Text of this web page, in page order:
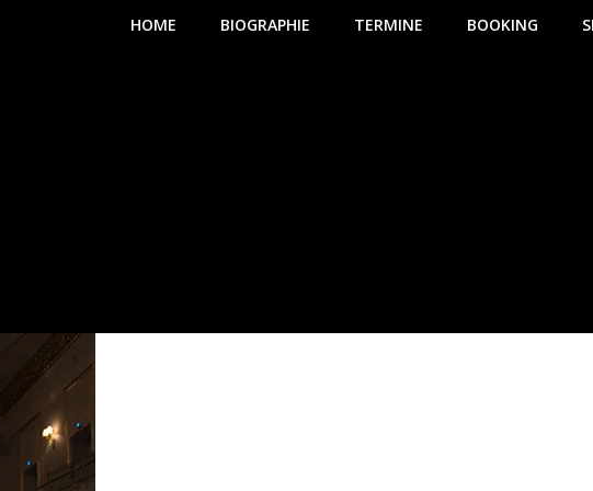
HOME BIOGRAPHIE TERMINE BOOKING